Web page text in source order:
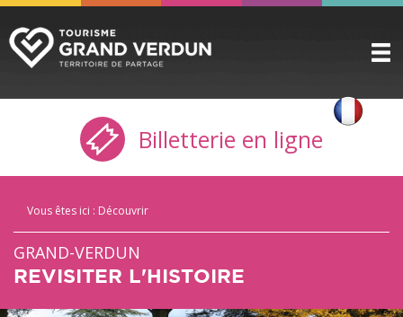
DÉCOUVRIR
A VOIR / A FAIRE
INFOS PRATIQUES
SERVICE GROUPES
ESPACE PRO
Billetterie en ligne
Vous êtes ici : Découvrir
GRAND-VERDUN
REVISITER L'HISTOIRE